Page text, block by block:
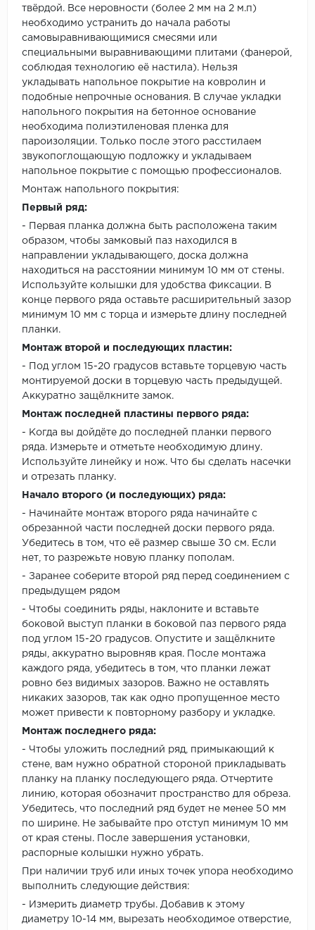
твёрдой. Все неровности (более 2 мм на 2 м.п)
необходимо устранить до начала работы
самовыравнивающимися смесями или
специальными выравнивающими плитами (фанерой,
соблюдая технологию её настила). Нельзя
укладывать напольное покрытие на ковролин и
подобные непрочные основания. В случае укладки
напольного покрытия на бетонное основание
необходима полиэтиленовая пленка для
пароизоляции. Только после этого расстилаем
звукопоглощающую подложку и укладываем
напольное покрытие с помощью профессионалов.
Монтаж напольного покрытия:
Первый ряд:
- Первая планка должна быть расположена таким
образом, чтобы замковый паз находился в
направлении укладывающего, доска должна
находиться на расстоянии минимум 10 мм от стены.
Используйте колышки для удобства фиксации. В
конце первого ряда оставьте расширительный зазор
минимум 10 мм с торца и измерьте длину последней
планки.
Монтаж второй и последующих пластин:
- Под углом 15-20 градусов вставьте торцевую часть
монтируемой доски в торцевую часть предыдущей.
Аккуратно защёлкните замок.
Монтаж последней пластины первого ряда:
- Когда вы дойдёте до последней планки первого
ряда. Измерьте и отметьте необходимую длину.
Используйте линейку и нож. Что бы сделать насечки
и отрезать планку.
Начало второго (и последующих) ряда:
- Начинайте монтаж второго ряда начинайте с
обрезанной части последней доски первого ряда.
Убедитесь в том, что её размер свыше 30 см. Если
нет, то разрежьте новую планку пополам.
- Заранее соберите второй ряд перед соединением с
предыдущем рядом
- Чтобы соединить ряды, наклоните и вставьте
боковой выступ планки в боковой паз первого ряда
под углом 15-20 градусов. Опустите и защёлкните
ряды, аккуратно выровняв края. После монтажа
каждого ряда, убедитесь в том, что планки лежат
ровно без видимых зазоров. Важно не оставлять
никаких зазоров, так как одно пропущенное место
может привести к повторному разбору и укладке.
Монтаж последнего ряда:
- Чтобы уложить последний ряд, примыкающий к
стене, вам нужно обратной стороной прикладывать
планку на планку последующего ряда. Отчертите
линию, которая обозначит пространство для обреза.
Убедитесь, что последний ряд будет не менее 50 мм
по ширине. Не забывайте про отступ минимум 10 мм
от края стены. После завершения установки,
распорные колышки нужно убрать.
При наличии труб или иных точек упора необходимо
выполнить следующие действия:
- Измерить диаметр трубы. Добавив к этому
диаметру 10-14 мм, вырезать необходимое отверстие,